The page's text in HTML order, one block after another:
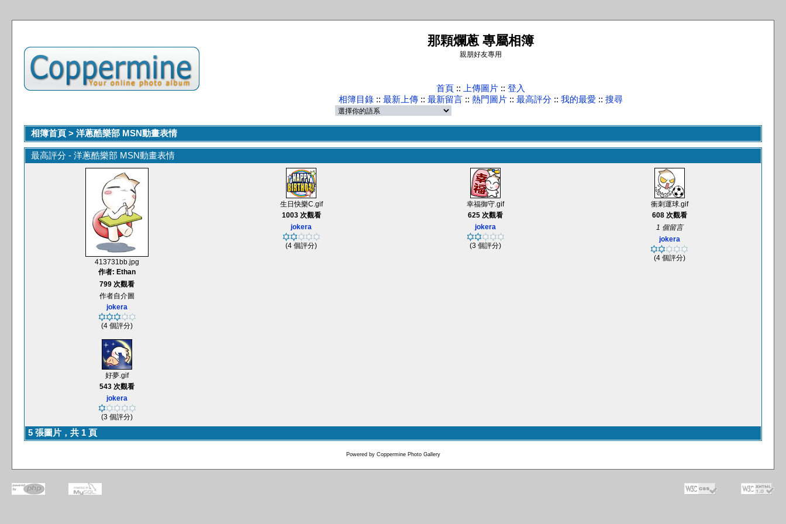
那顆爛蔥 專屬相簿
親朋好友專用
首頁 :: 上傳圖片 :: 登入
相簿目錄 :: 最新上傳 :: 最新留言 :: 熱門圖片 :: 最高評分 :: 我的最愛 :: 搜尋
相簿首頁 > 洋蔥酷樂部 MSN動畫表情
最高評分 - 洋蔥酷樂部 MSN動畫表情
413731bb.jpg
作者: Ethan
799 次觀看
作者自介圖
jokera
(4 個評分)
生日快樂C.gif
1003 次觀看
jokera
(4 個評分)
幸福御守.gif
625 次觀看
jokera
(3 個評分)
衝刺運球.gif
608 次觀看
1 個留言
jokera
(4 個評分)
好夢.gif
543 次觀看
jokera
(3 個評分)
5 張圖片，共 1 頁
Powered by Coppermine Photo Gallery